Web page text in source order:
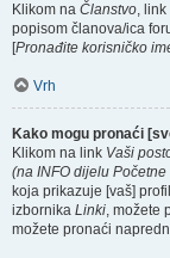
Klikom na Članstvo,
popisom članova/ica
[Pronađite korisničko
Vrh
Kako mogu pronaći
Klikom na link Vaši
(na INFO dijelu
koja prikazuje [vaš]
izbornika Linki, možete
možete pronaći